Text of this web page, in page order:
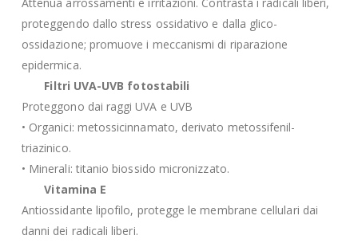
proteggendo dallo stress ossidativo e dalla glico-
ossidazione; promuove i meccanismi di riparazione
epidermica.
Filtri UVA-UVB fotostabili
Proteggono dai raggi UVA e UVB
• Organici: metossicinnamato, derivato metossifenil-
triazinico.
• Minerali: titanio biossido micronizzato.
Vitamina E
Antiossidante lipofilo, protegge le membrane cellulari dai
danni dei radicali liberi.